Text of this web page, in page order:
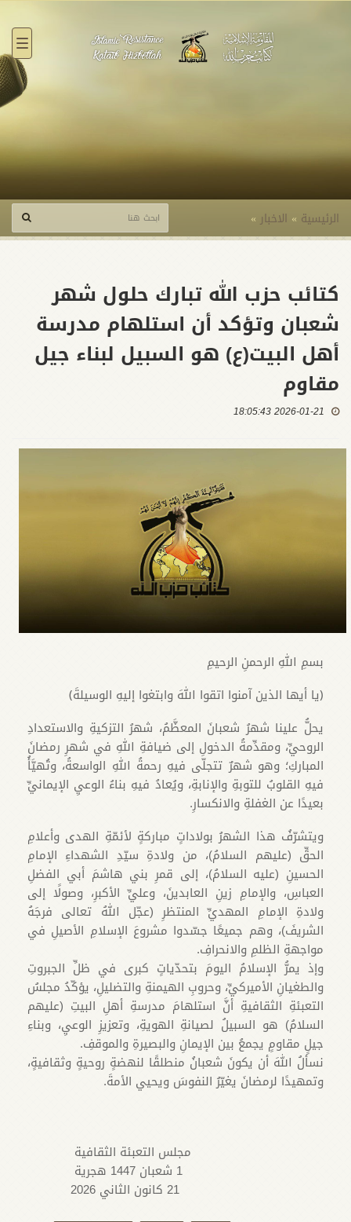
الرئيسية » الاخبار »
كتائب حزب الله تبارك حلول شهر
شعبان وتؤكد أن استلهام مدرسة
أهل البيت(ع) هو السبيل لبناء جيل
مقاوم
2026-01-21 18:05:43
بسمِ اللهِ الرحمنِ الرحيمِ
﴿يا أيها الذين آمنوا اتقوا اللهَ وابتغوا إليهِ الوسيلةَ﴾
يحلُّ علينا شهرُ شعبانَ المعظَّمُ، شهرُ التزكيةِ والاستعدادِ
الروحيِّ، ومقدِّمةُ الدخولِ إلى ضيافةِ اللهِ في شهرِ رمضانَ
المباركِ؛ وهو شهرٌ تتجلّى فيهِ رحمةُ اللهِ الواسعةُ، وتُهيَّأُ
فيهِ القلوبُ للتوبةِ والإنابةِ، ويُعادُ فيهِ بناءُ الوعيِ الإيمانيِّ
بعيدًا عن الغفلةِ والانكسارِ.
ويتشرّفُ هذا الشهرُ بولاداتٍ مباركةٍ لأئمّةِ الهدى وأعلامِ
الحقِّ (عليهم السلامُ)، من ولادةِ سيّدِ الشهداءِ الإمامِ
الحسينِ (عليه السلامُ)، إلى قمرِ بني هاشمَ أبي الفضلِ
العباسِ، والإمامِ زينِ العابدينَ، وعليِّ الأكبرِ، وصولًا إلى
ولادةِ الإمامِ المهديِّ المنتظرِ (عجّل اللهُ تعالى فرجَهُ
الشريفَ)، وهم جميعًا جسّدوا مشروعَ الإسلامِ الأصيلِ في
مواجهةِ الظلمِ والانحرافِ.
وإذ يمرُّ الإسلامُ اليومَ بتحدّياتٍ كبرى في ظلِّ الجبروتِ
والطغيانِ الأميركيِّ، وحروبِ الهيمنةِ والتضليلِ، يؤكّدُ مجلسُ
التعبئةِ الثقافيةِ أنَّ استلهامَ مدرسةِ أهلِ البيتِ (عليهم
السلامُ) هو السبيلُ لصيانةِ الهويةِ، وتعزيزِ الوعيِ، وبناءِ
جيلٍ مقاومٍ يجمعُ بين الإيمانِ والبصيرةِ والموقفِ.
نسألُ اللهَ أن يكونَ شعبانُ منطلقًا لنهضةٍ روحيةٍ وثقافيةٍ،
وتمهيدًا لرمضانَ يغيّرُ النفوسَ ويحيي الأمةَ.
مجلس التعبئة الثقافية
1 شعبان 1447 هجرية
21 كانون الثاني 2026